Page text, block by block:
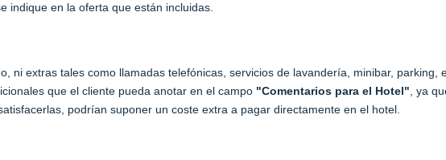
indique en la oferta que están incluidas.
ni extras tales como llamadas telefónicas, servicios de lavandería, minibar, parking,
que el cliente pueda anotar en el campo "Comentarios para el Hotel" , ya
podrían suponer un coste extra a pagar directamente en el hotel.